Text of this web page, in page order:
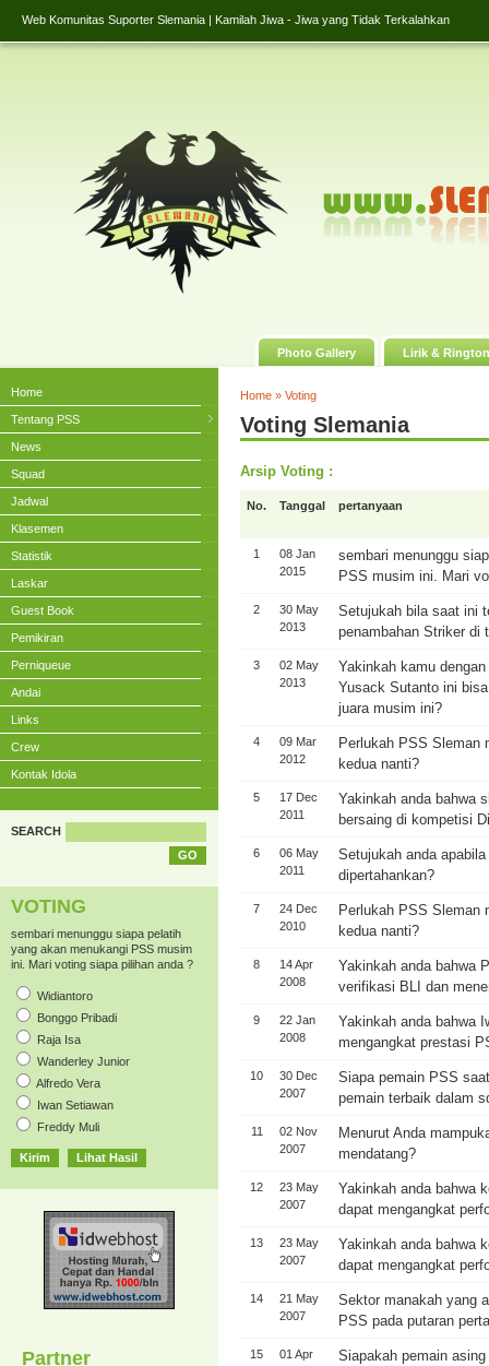
Web Komunitas Suporter Slemania | Kamilah Jiwa - Jiwa yang Tidak Terkalahkan
Lirik &
Photo Gallery
Home
Tentang PSS
News
Squad
Jadwal
Klasemen
Statistik
Laskar
Guest Book
Pemikiran
Perniqueue
Andai
Links
Crew
Kontak Idola
SEARCH
VOTING
sembari menunggu siapa pelatih
yang akan menukangi PSS musim
ini. Mari voting siapa pilihan anda ?
Widiantoro
Bonggo Pribadi
Raja Isa
Wanderley Junior
Alfredo Vera
Iwan Setiawan
Freddy Muli
Partner
Home » Voting
Voting Slemania
Arsip Voting :
No. Tanggal pertanyaan
1
08 Jan
2015
sembari menunggu
PSS musim ini. Mari
2
30 May
2013
Setujukah bila saat ini
penambahan Striker di
3
02 May
2013
Yakinkah kamu
Yusack Sutanto ini
juara musim ini?
4
09 Mar
2012
Perlukah PSS Sleman
kedua nanti?
5
17 Dec
2011
Yakinkah anda bahwa
bersaing di kompetisi
6
06 May
2011
Setujukah anda
dipertahankan?
7
24 Dec
2010
Perlukah PSS Sleman
kedua nanti?
8
14 Apr
2008
Yakinkah anda bahwa
verifikasi BLI dan
9
22 Jan
2008
Yakinkah anda bahwa
mengangkat prestasi
10
30 Dec
2007
Siapa pemain PSS
pemain terbaik dalam
11
02 Nov
2007
Menurut Anda
mendatang?
12
23 May
2007
Yakinkah anda bahwa
dapat mengangkat
13
23 May
2007
Yakinkah anda bahwa
dapat mengangkat
14
21 May
2007
Sektor manakah yang
PSS pada putaran
15
01 Apr
Siapakah pemain